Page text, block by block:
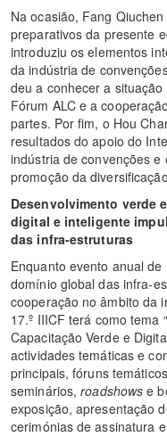
Na ocasião, Fang
preparativos da presente
introduziu os elementos
da indústria de
deu a conhecer a
Fórum ALC e a
partes. Por fim, o Hou
resultados do apoio do
indústria de convenções
promoção da
Desenvolvimento verde
digital e inteligente
das infra-estruturas
Enquanto evento anual
domínio global das infra-
cooperação no âmbito da
17.º IIICF terá como tema
Capacitação Verde e
actividades temáticas e
principais, fóruns
seminários,roadshows e
exposição, apresentação
cerimónias de assinatura